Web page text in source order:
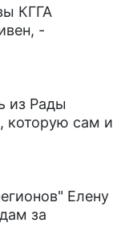
КГГА
-
из Рады
которую сам и
Елену
за